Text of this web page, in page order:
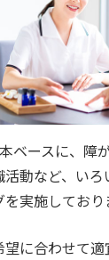
ベースに、障
活動など、い
実施しており
望に合わせて